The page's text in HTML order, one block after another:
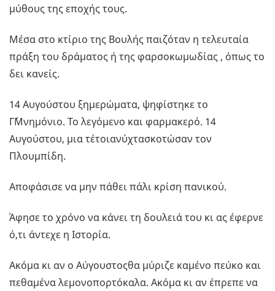
μύθους της εποχής τους.
Μέσα στο κτίριο της Βουλής παιζόταν η τελευταία
πράξη του δράματος ή της φαρσοκωμωδίας , όπως το
δει κανείς.
14 Αυγούστου ξημερώματα, ψηφίστηκε το
Γ΄Μνημόνιο. Το λεγόμενο και φαρμακερό. 14
Αυγούστου, μια τέτοιανύχτασκοτώσαν τον
Πλουμπίδη.
Αποφάσισε να μην πάθει πάλι κρίση πανικού.
Άφησε το χρόνο να κάνει τη δουλειά του κι ας έφερνε
ό,τι άντεχε η Ιστορία.
Ακόμα κι αν ο Αύγουστοςθα μύριζε καμένο πεύκο και
πεθαμένα λεμονοπορτόκαλα. Ακόμα κι αν έπρεπε να